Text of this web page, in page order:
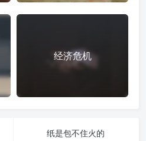
经济危机
纸是包不住火的